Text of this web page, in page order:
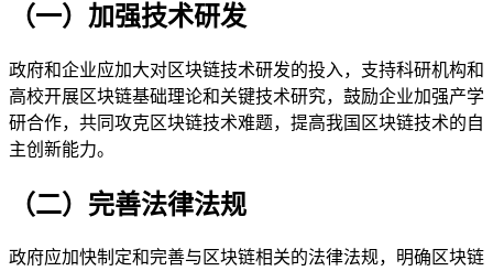
（一）加强技术研发
政府和企业应加大对区块链技术研发的投入，支持科研机构和
高校开展区块链基础理论和关键技术研究，鼓励企业加强产学
研合作，共同攻克区块链技术难题，提高我国区块链技术的自
主创新能力。
（二）完善法律法规
政府应加快制定和完善与区块链相关的法律法规，明确区块链